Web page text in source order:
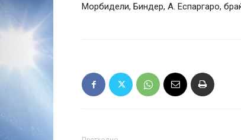
Морбидели, Биндер, А. Еспаргаро,